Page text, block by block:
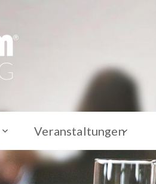
Veranstaltungen